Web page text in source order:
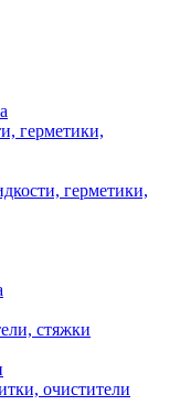
герметики,
герметики,
стяжки
очистители